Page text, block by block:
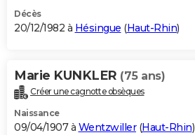
Décès
20/12/1982 à Hésingue (Haut-Rhin)
Marie KUNKLER (75 ans)
Créer une cagnotte obsèques
Naissance
09/04/1907 à Wentzwiller(Haut-Rhin)